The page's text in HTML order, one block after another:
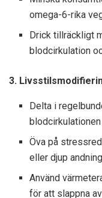
omega-6-rika
Drick tillräckligt
blodcirkulation
3.
Delta i
Öva på
eller djup
Använd
för att slappna